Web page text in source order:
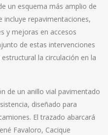
un esquema más amplio de
incluye repavimentaciones,
y mejoras en accesos
de estas intervenciones
la circulación en la
de un anillo vial pavimentado
diseñado para
El trazado abarcará
Favaloro, Cacique